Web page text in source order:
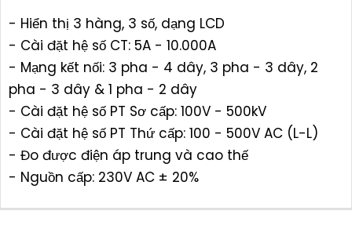
- Hiển thị 3 hàng, 3 số, dạng LCD
- Cài đặt hệ số CT: 5A - 10.000A
- Mạng kết nối: 3 pha - 4 dây, 3 pha - 3 dây, 2
pha - 3 dây & 1 pha - 2 dây
- Cài đặt hệ số PT Sơ cấp: 100V - 500kV
- Cài đặt hệ số PT Thứ cấp: 100 - 500V AC (L-L)
- Đo được điện áp trung và cao thế
- Nguồn cấp: 230V AC ± 20%